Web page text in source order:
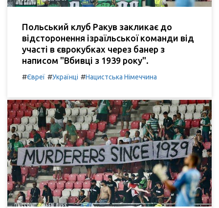
Польський клуб Ракув закликає до
відсторонення ізраїльської команди від
участі в єврокубках через банер з
написом "Вбивці з 1939 року".
#Євреї #Українці #Нацистська Німеччина